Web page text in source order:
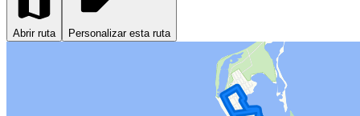
Abrir ruta Personalizar esta ruta